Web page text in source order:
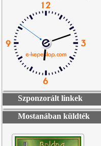
Szponzorált linkek
Mostanában küldték